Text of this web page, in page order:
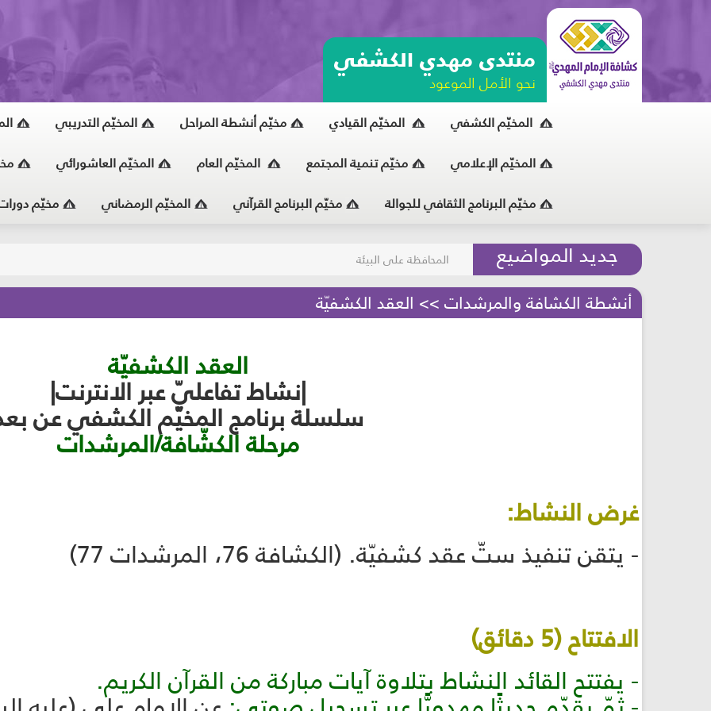
منتدى مهدي الكشفي
نحو الأمل الموعود
المخيّم الكشفي المخيّم القيادي مخيّم أنشطة المراحل المخيّم التدريبي
المخيّم الإعلامي مخيّم تنمية المجتمع المخيّم العام المخيّم العاشورائي
مخيّم البرنامج الثقافي للجوالة مخيّم البرنامج القرآني المخيّم الرمضاني مخيّم
جديد المواضيع
مسابقة الركب الحسينيّ
المحافظة على البيئة
أنشطة الكشافة والمرشدات >> العقد الكشفيّة
العقد الكشفيّة
|نشاط تفاعليّ عبر الانترنت|
سلسلة برنامج المخيّم الكشفي عن
مرحلة الكشّافة/المرشدات
غرض النشاط:
- يتقن تنفيذ ستّ عقد كشفيّة. (الكشافة 76، المرشدات 77)
الافتتاح (5 دقائق)
- يفتتح القائد النشاط بتلاوة آيات مباركة من القرآن الكريم.